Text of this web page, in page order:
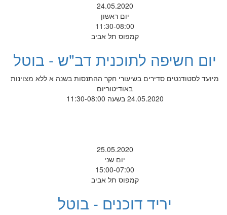
24.05.2020
יום ראשון
11:30-08:00
קמפוס תל אביב
יום חשיפה לתוכנית דב"ש - בוטל
מיועד לסטודנטים סדירים בשיעורי חקר ההתנסות בשנה א ללא מצוינות
באודיטוריום
24.05.2020 בשעה 11:30-08:00
25.05.2020
יום שני
15:00-07:00
קמפוס תל אביב
יריד דוכנים - בוטל